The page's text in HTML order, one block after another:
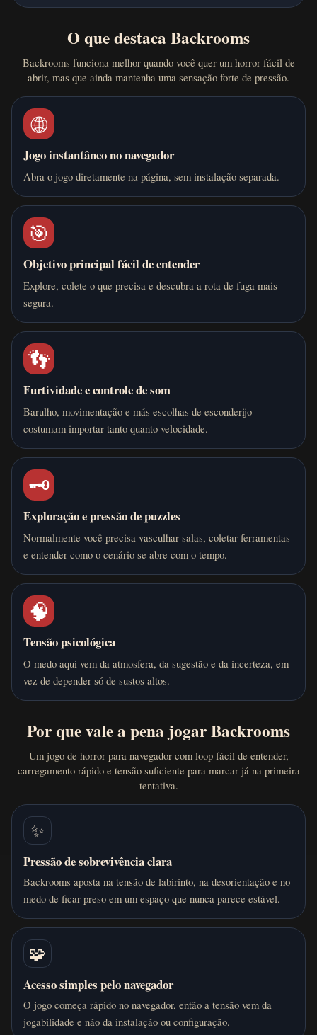
O que destaca Backrooms
Backrooms funciona melhor quando você quer um horror fácil de
abrir, mas que ainda mantenha uma sensação forte de pressão.
🌐
Jogo instantâneo no navegador
Abra o jogo diretamente na página, sem instalação separada.
🎯
Objetivo principal fácil de entender
Explore, colete o que precisa e descubra a rota de fuga mais
segura.
👣
Furtividade e controle de som
Barulho, movimentação e más escolhas de esconderijo
costumam importar tanto quanto velocidade.
🗝️
Exploração e pressão de puzzles
Normalmente você precisa vasculhar salas, coletar ferramentas
e entender como o cenário se abre com o tempo.
🧠
Tensão psicológica
O medo aqui vem da atmosfera, da sugestão e da incerteza, em
vez de depender só de sustos altos.
Por que vale a pena jogar Backrooms
Um jogo de horror para navegador com loop fácil de entender,
carregamento rápido e tensão suficiente para marcar já na primeira
tentativa.
✨
Pressão de sobrevivência clara
Backrooms aposta na tensão de labirinto, na desorientação e no
medo de ficar preso em um espaço que nunca parece estável.
🧩
Acesso simples pelo navegador
O jogo começa rápido no navegador, então a tensão vem da
jogabilidade e não da instalação ou configuração.